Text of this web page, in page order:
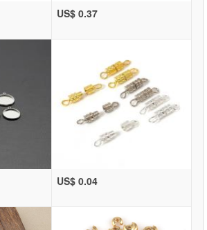
US$ 0.37
US$ 0.04